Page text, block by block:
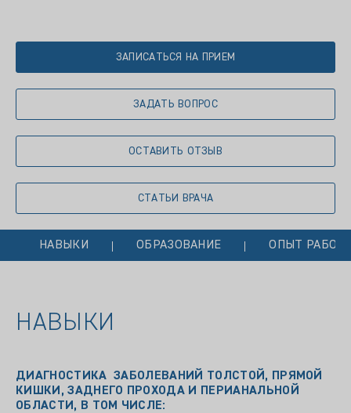
ЗАПИСАТЬСЯ НА ПРИЕМ
ЗАДАТЬ ВОПРОС
ОСТАВИТЬ ОТЗЫВ
СТАТЬИ ВРАЧА
НАВЫКИ ОБРАЗОВАНИЕ ОПЫТ
НАВЫКИ
ДИАГНОСТИКА ЗАБОЛЕВАНИЙ ТОЛСТОЙ, ПРЯМОЙ
КИШКИ, ЗАДНЕГО ПРОХОДА И ПЕРИАНАЛЬНОЙ
ОБЛАСТИ, В ТОМ ЧИСЛЕ: